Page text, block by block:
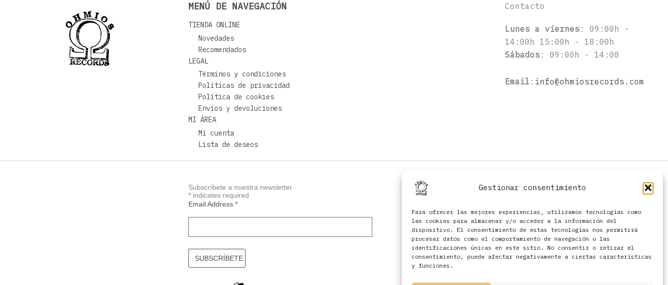
Gestionar consentimiento
Para ofrecer las mejores experiencias, utilizamos tecnologías como
las cookies para almacenar y/o acceder a la información del
dispositivo. El consentimiento de estas tecnologías nos permitirá
procesar datos como el comportamiento de navegación o las
identificaciones únicas en este sitio. No consentir o retirar el
consentimiento, puede afectar negativamente a ciertas características
y funciones.
MENÚ DE NAVEGACIÓN
TIENDA ONLINE
Novedades
Recomendados
LEGAL
Términos y condiciones
Políticas de privacidad
Política de cookies
Envíos y devoluciones
MI ÁREA
Mi cuenta
Lista de deseos
Contacto
Lunes a viernes: 09:00h -
14:00h 15:00h - 18:00h
Sábados: 09:00h - 14:00
Email : info@ohmiosrecords.com
Subscríbete a nuestra newsletter
*indicates required
Email Address *